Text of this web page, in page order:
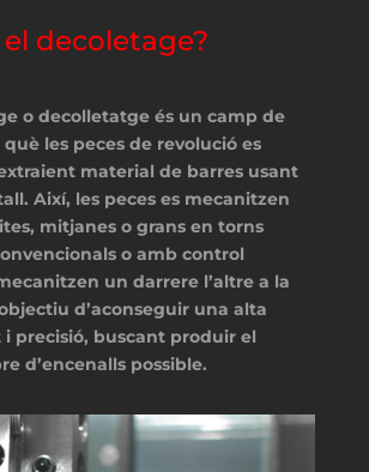
el decoletage?
o decolletatge és un camp de
les peces de revolució es
material de barres usant
Així, les peces es mecanitzen
mitjanes o grans en torns
o amb control
un darrere l’altre a la
d’aconseguir una alta
precisió, buscant produir el
d’encenalls possible.